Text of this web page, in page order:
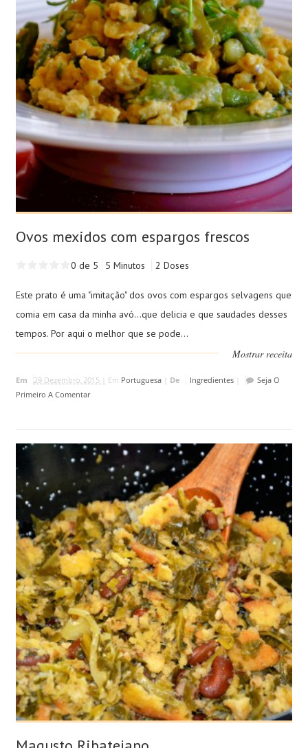
Ovos mexidos com espargos frescos
0 de 5 5 Minutos 2 Doses
Este prato é uma "imitação" dos ovos com espargos selvagens que
comia em casa da minha avó...que delicia e que saudades desses
tempos. Por aqui o melhor que se pode...
Mostrar receita
Em 29 Dezembro, 2015 | Em Portuguesa| De Ingredientes|
Seja O
Primeiro A Comentar